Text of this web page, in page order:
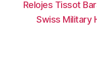
Relojes Tissot
Swiss Military